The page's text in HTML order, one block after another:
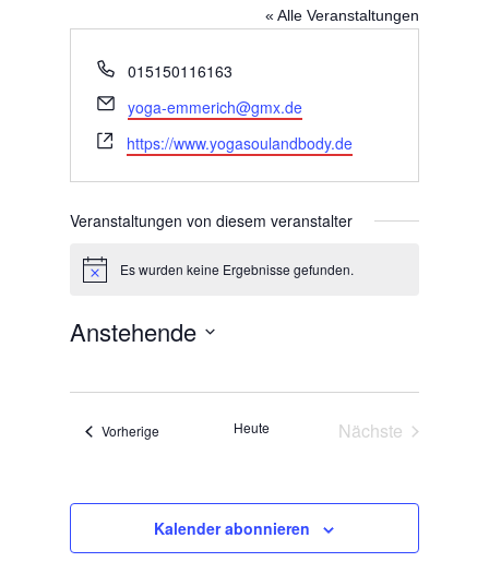
« Alle Veranstaltungen
Telefon
015150116163
Email
yoga-emmerich@gmx.de
Webseite
https://www.yogasoulandbody.de
Veranstaltungen von diesem veranstalter
HinweisEs wurden keine Ergebnisse gefunden.
Anstehende
Vorherige Veranstaltungen
Heute
Nächste
Kalender abonnieren